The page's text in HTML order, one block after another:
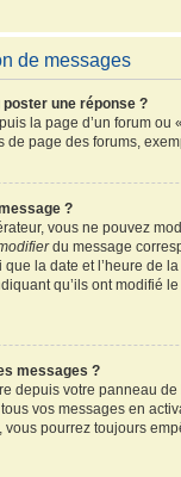
de messages
une réponse ?
la page d’un forum
de page des forums,
?
vous ne pouvez
du message
la date et l’heure de
qu’ils ont modifié
messages ?
depuis votre panneau
vos messages en
vous pourrez toujours